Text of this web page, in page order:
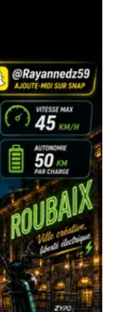
bien plus
de
utilitaire.
l'achat ?
de nombreux
remorque
souvent
sans
l'entretien
liées à
la
et
bagagère, le